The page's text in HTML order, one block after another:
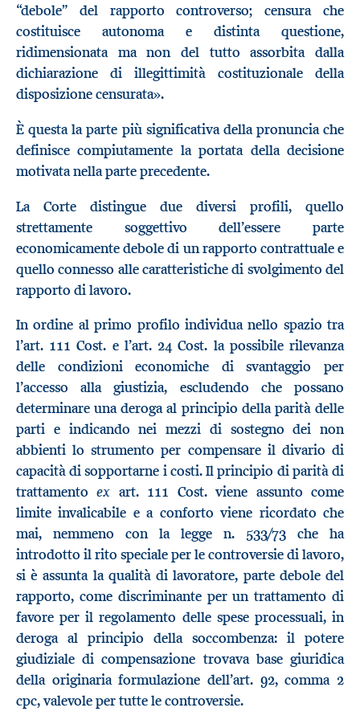
“debole” del rapporto controverso; censura che
costituisce autonoma e distinta questione,
ridimensionata ma non del tutto assorbita dalla
dichiarazione di illegittimità costituzionale della
disposizione censurata».
È questa la parte più significativa della pronuncia che
definisce compiutamente la portata della decisione
motivata nella parte precedente.
La Corte distingue due diversi profili, quello
strettamente soggettivo dell’essere parte
economicamente debole di un rapporto contrattuale e
quello connesso alle caratteristiche di svolgimento del
rapporto di lavoro.
In ordine al primo profilo individua nello spazio tra
l’art. 111 Cost. e l’art. 24 Cost. la possibile rilevanza
delle condizioni economiche di svantaggio per
l’accesso alla giustizia, escludendo che possano
determinare una deroga al principio della parità delle
parti e indicando nei mezzi di sostegno dei non
abbienti lo strumento per compensare il divario di
capacità di sopportarne i costi. Il principio di parità di
trattamentoex art. 111 Cost. viene assunto come
limite invalicabile e a conforto viene ricordato che
mai, nemmeno con la legge n. 533/73 che ha
introdotto il rito speciale per le controversie di lavoro,
si è assunta la qualità di lavoratore, parte debole del
rapporto, come discriminante per un trattamento di
favore per il regolamento delle spese processuali, in
deroga al principio della soccombenza: il potere
giudiziale di compensazione trovava base giuridica
della originaria formulazione dell’art. 92, comma 2
cpc, valevole per tutte le controversie.